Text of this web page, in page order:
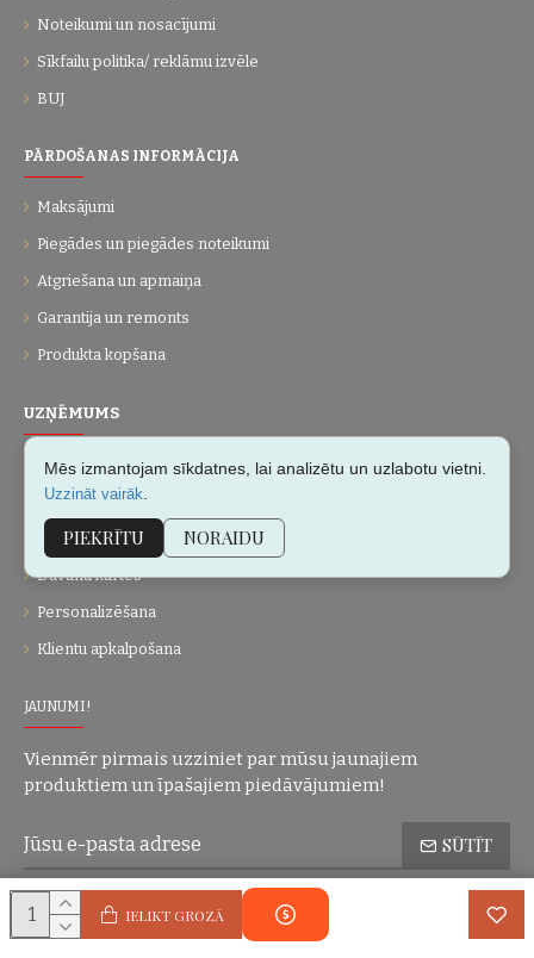
IELIKT GROZĀ
Noteikumi un nosacījumi
Sīkfailu politika/ reklāmu izvēle
BUJ
PĀRDOŠANAS INFORMĀCIJA
Maksājumi
Piegādes un piegādes noteikumi
Atgriešana un apmaiņa
Garantija un remonts
Produkta kopšana
UZŅĒMUMS
Par mums
Kontakti
Vietnes karte
Dāvanu kartes
Personalizēšana
Klientu apkalpošana
JAUNUMI!
Vienmēr pirmais uzziniet par mūsu jaunajiem
produktiem un īpašajiem piedāvājumiem!
SŪTĪT
Esmu iepazinies(-usies) ar sadaļu Konfidencialitātes politika
piekrītu visiem minētajiem noteikumiem
Mēs izmantojam sīkdatnes, lai analizētu un uzlabotu vietni.
Uzzināt vairāk
PIEKRĪTU NORAIDU